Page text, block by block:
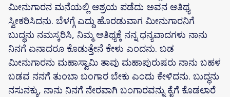
ಮೀನುಗಾರನ ಮನೆಯಲ್ಲಿ ಆಶ್ರಯ ಪಡೆದು ಅವನ ಆತಿಥ್ಯ
ಸ್ವೀಕರಿಸಿದನು. ಬೆಳಗ್ಗೆ ಎದ್ದು ಹೊರಡುವಾಗ ಮೀನುಗಾರನಿಗೆ
ಬುದ್ಧನು ನಮಸ್ಕರಿಸಿ, ನಿಮ್ಮ ಆತಿಥ್ಯಕ್ಕೆ ನನ್ನ ಧನ್ಯವಾದಗಳು ನಾನು
ನಿನಗೆ ಏನಾದರೂ ಕೊಡುತ್ತೇನೆ ಕೇಳು ಎಂದನು. ಬಡ
ಮೀನುಗಾರನು ಮಹಾಸ್ವಾಮಿ ತಾವು ಮಹಾಪುರುಷರು ನಾನು ಬಹಳ
ಬಡವ ನನಗೆ ತುಂಬಾ ಬಂಗಾರ ಬೇಕು ಎಂದು ಕೇಳಿದನು. ಬುದ್ಧನು
ನಸುನಕ್ಕು, ನಾನು ನಿನಗೆ ನೇರವಾಗಿ ಬಂಗಾರವನ್ನು ಕೈಗೆ ಕೊಡಲಾರೆ